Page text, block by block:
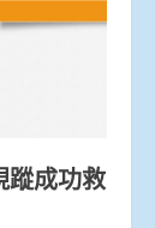
蹤成功救